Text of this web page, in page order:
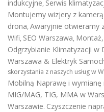
indukcyjne, Serwis
Montujemy wizjery z
drona, Awaryjnie otwieramy
Wifi, SEO Warszawa,
Odgrzybianie Klimatyzacji w
Warszawa & Elektryk
skorzystania z naszych usług w
Mobilną Naprawę i wymianę
MIG/MAG, TIG, MMA w
Warszawie. Czyszczenie